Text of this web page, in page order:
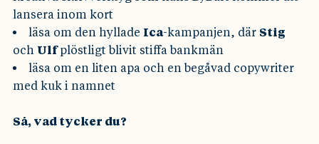
lansera inom kort
läsa om den hyllade Ica-kampanjen, där Stig
och Ulfplöstligt blivit stiffa bankmän
läsa om en liten apa och en begåvad copywriter
med kuk i namnet
Så, vad tycker du?